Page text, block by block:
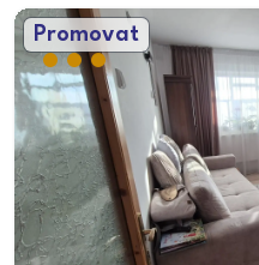
Promovat